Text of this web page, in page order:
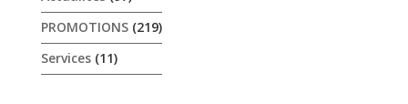
PROMOTIONS(219)
Services(11)